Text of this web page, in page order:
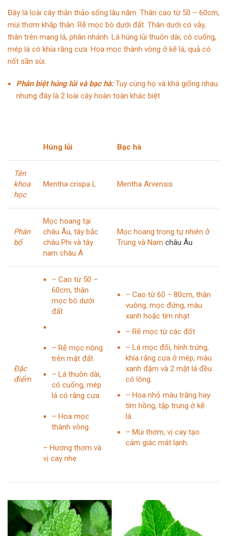
Đây là loài cây thân thảo sống lâu năm. Thân cao từ 50 – 60cm,
mùi thơm khắp thân. Rễ mọc bò dưới đất. Thân dưới có vảy,
thân trên mang lá, phân nhánh. Lá húng lủi thuôn dài, có cuống,
mép lá có khía răng cưa. Hoa mọc thành vòng ở kẽ lá, quả có
nốt sần sùi.
Phân biệt húng lủi và bạc hà:Tuy cùng họ và khá giống nhau
nhưng đây là 2 loài cây hoàn toàn khác biệt
Húng lủi Bạc hà
Tên
khoa
học
Mentha crispa L Mentha Arvensis
Phân
bố
Mọc hoang tại
châu Âu, tây bắc
châu Phi và tây
nam châu Á
Mọc hoang trong tự nhiên ở
Trung và Nam châu Âu
Đặc
điểm
– Cao từ 50 –
60cm, thân
mọc bò dưới
đất
– Rễ mọc nông
trên mặt đất
– Lá thuôn dài,
có cuống, mép
lá có răng cưa.
– Hoa mọc
thành vòng.
– Hương thơm và
vị cay nhẹ
– Cao từ 60 – 80cm, thân
vuông, mọc đứng, màu
xanh hoặc tím nhạt
– Rễ mọc từ các đốt
– Lá mọc đối, hình trứng,
khía răng cưa ở mép, màu
xanh đậm và 2 mặt lá đều
có lông.
– Hoa nhỏ màu trắng hay
tím hồng, tập trung ở kẽ
lá.
– Mùi thơm, vị cay tạo
cảm giác mát lạnh.